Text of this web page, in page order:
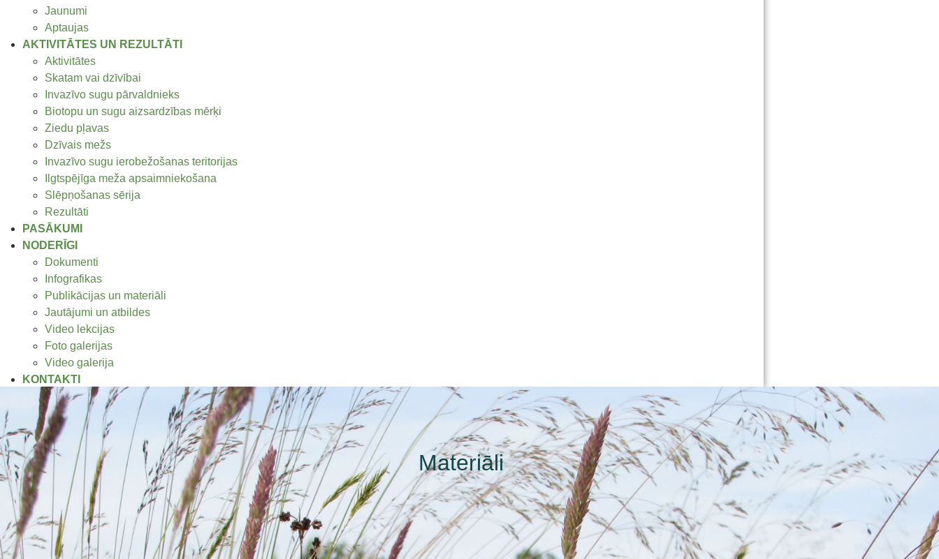
Jaunumi
Aptaujas
AKTIVITĀTES UN REZULTĀTI
Aktivitātes
Skatam vai dzīvībai
Invazīvo sugu pārvaldnieks
Biotopu un sugu aizsardzības mērķi
Ziedu pļavas
Dzīvais mežs
Invazīvo sugu ierobežošanas teritorijas
Ilgtspējīga meža apsaimniekošana
Slēpņošanas sērija
Rezultāti
PASĀKUMI
NODERĪGI
Dokumenti
Infografikas
Publikācijas un materiāli
Jautājumi un atbildes
Video lekcijas
Foto galerijas
Video galerija
KONTAKTI
Materiāli